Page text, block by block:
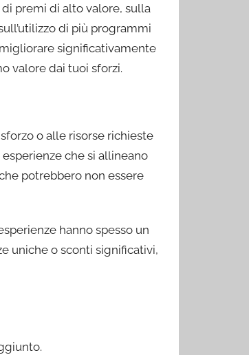
premi di alto valore, sulla
di più programmi
significativamente
valore dai tuoi sforzi.
o alle risorse richieste
che si allineano
potrebbero non essere
hanno spesso un
uniche o sconti significativi,